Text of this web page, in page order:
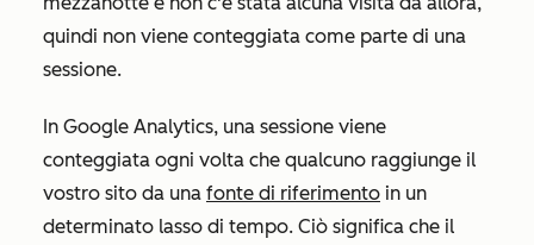
quindi non viene conteggiata come parte di una
sessione.
In Google Analytics, una sessione viene
conteggiata ogni volta che qualcuno raggiunge il
vostro sito da una fonte di riferimento in un
determinato lasso di tempo. Ciò significa che il